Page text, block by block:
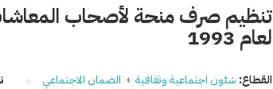
تنظيم صرف منحة لأصحاب
لعام 1993
القطاع: شئون اجتماعية وثقافية › الضمان الاجتماعي